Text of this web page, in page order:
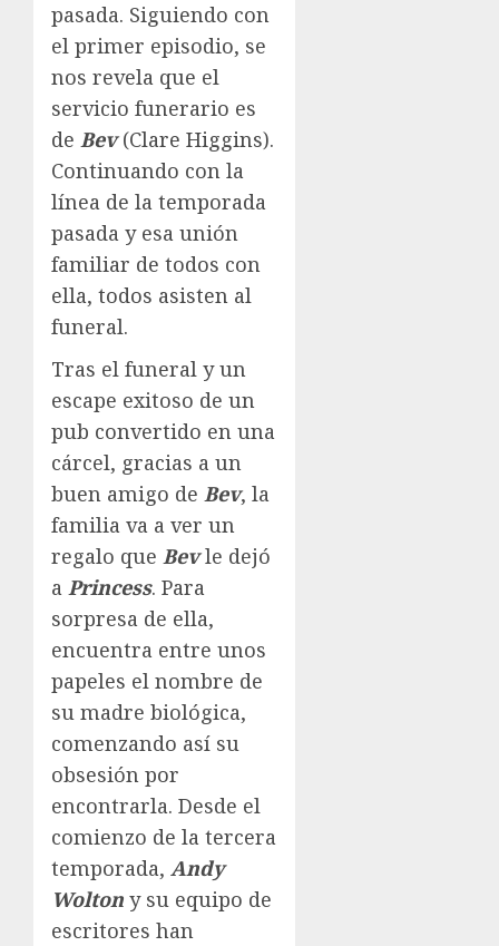
pasada. Siguiendo con
el primer episodio, se
nos revela que el
servicio funerario es
de Bev(Clare Higgins).
Continuando con la
línea de la temporada
pasada y esa unión
familiar de todos con
ella, todos asisten al
funeral.
Tras el funeral y un
escape exitoso de un
pub convertido en una
cárcel, gracias a un
buen amigo de Bev, la
familia va a ver un
regalo que Bevle dejó
a Princess. Para
sorpresa de ella,
encuentra entre unos
papeles el nombre de
su madre biológica,
comenzando así su
obsesión por
encontrarla. Desde el
comienzo de la tercera
temporada, Andy
Wolton y su equipo de
escritores han